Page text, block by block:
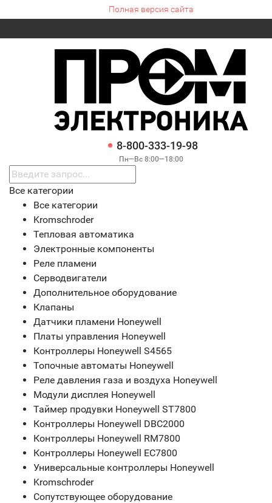
Полная версия сайта
8-800-333-19-98
Пн—Вс 8:00—18:00
Все категории
Все категории
Kromschroder
Тепловая автоматика
Электронные компоненты
Реле пламени
Серводвигатели
Дополнительное оборудование
Клапаны
Датчики пламени Honeywell
Платы управления Honeywell
Контроллеры Honeywell S4565
Топочные автоматы Honeywell
Реле давления газа и воздуха Honeywell
Модули дисплея Honeywell
Таймер продувки Honeywell ST7800
Контроллеры Honeywell DBC2000
Контроллеры Honeywell RM7800
Контроллеры Honeywell EC7800
Универсальные контроллеры Honeywell
Kromschroder
Сопутствующее оборудование